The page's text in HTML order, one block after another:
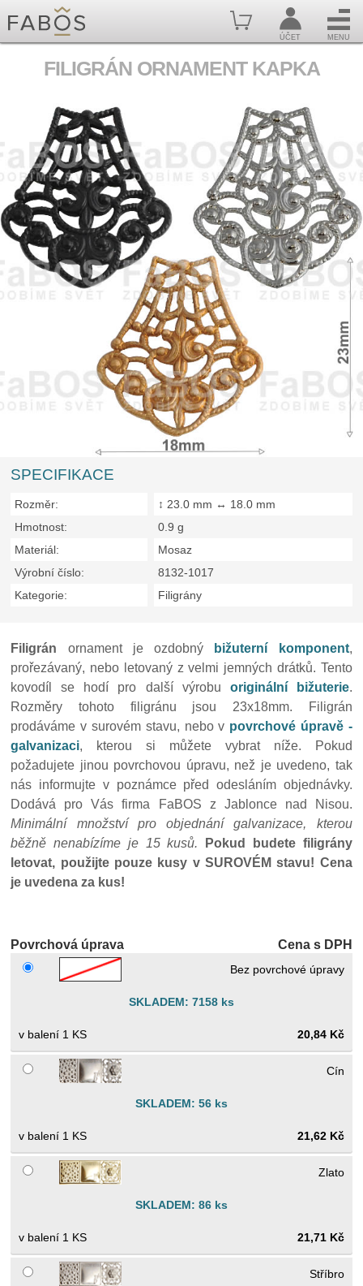
ÚČET MENU
FILIGRÁN ORNAMENT KAPKA
SPECIFIKACE
Rozměr:
↕ 23.0 mm ↔ 18.0 mm
Hmotnost:
0.9 g
Materiál:
Mosaz
Výrobní číslo:
8132-1017
Kategorie:
Filigrány
Filigrán ornament je ozdobný bižuterní komponent,
prořezávaný, nebo letovaný z velmi jemných drátků. Tento
kovodíl se hodí pro další výrobu originální bižuterie.
Rozměry tohoto filigránu jsou 23x18mm. Filigrán
prodáváme v surovém stavu, nebo v povrchové úpravě -
galvanizaci, kterou si můžete vybrat níže. Pokud
požadujete jinou povrchovou úpravu, než je uvedeno, tak
nás informujte v poznámce před odesláním objednávky.
Dodává pro Vás firma FaBOS z Jablonce nad Nisou.
Minimální množství pro objednání galvanizace, kterou
běžně nenabízíme je 15 kusů.
Pokud budete filigrány
letovat, použijte pouze kusy v SUROVÉM stavu! Cena
je uvedena za kus!
Povrchová úprava Cena s DPH
Bez povrchové úpravy
SKLADEM: 7158 ks
1 KS 20,84 Kč
Cín
SKLADEM: 56 ks
1 KS 21,62 Kč
Zlato
SKLADEM: 86 ks
1 KS 21,71 Kč
Stříbro